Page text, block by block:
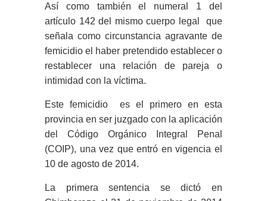
Así como también el numeral 1 del
artículo 142 del mismo cuerpo legal que
señala como circunstancia agravante de
femicidio el haber pretendido establecer o
restablecer una relación de pareja o
intimidad con la víctima.
Este femicidio es el primero en esta
provincia en ser juzgado con la aplicación
del Código Orgánico Integral Penal
(COIP), una vez que entró en vigencia el
10 de agosto de 2014.
La primera sentencia se dictó en